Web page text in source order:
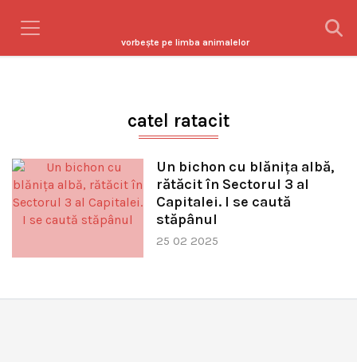
vorbeşte pe limba animalelor
catel ratacit
Un bichon cu blănița albă,
rătăcit în Sectorul 3 al
Capitalei. I se caută
stăpânul
25 02 2025